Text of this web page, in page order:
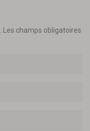
Les champs obligatoires